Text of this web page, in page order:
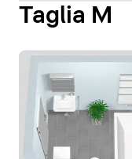
Taglia M